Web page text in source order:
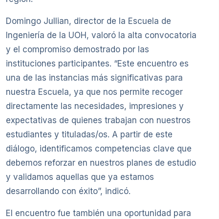
Domingo Jullian, director de la Escuela de
Ingeniería de la UOH, valoró la alta convocatoria
y el compromiso demostrado por las
instituciones participantes. “Este encuentro es
una de las instancias más significativas para
nuestra Escuela, ya que nos permite recoger
directamente las necesidades, impresiones y
expectativas de quienes trabajan con nuestros
estudiantes y tituladas/os. A partir de este
diálogo, identificamos competencias clave que
debemos reforzar en nuestros planes de estudio
y validamos aquellas que ya estamos
desarrollando con éxito”, indicó.
El encuentro fue también una oportunidad para